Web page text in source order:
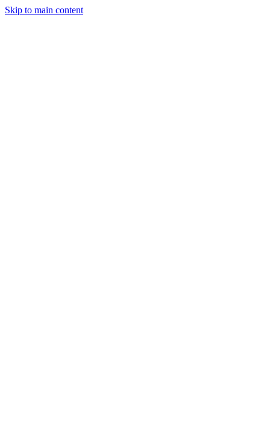
Skip to main content